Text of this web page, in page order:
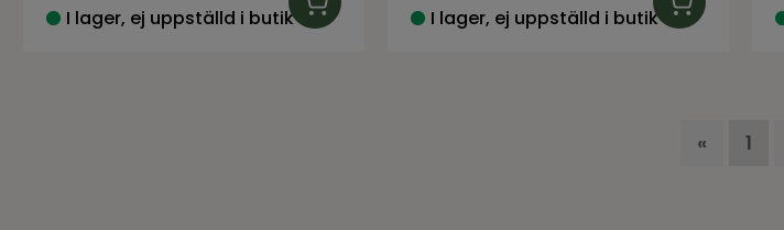
I lager, ej uppställd i butik
I lager, ej uppställd i butik
« 1